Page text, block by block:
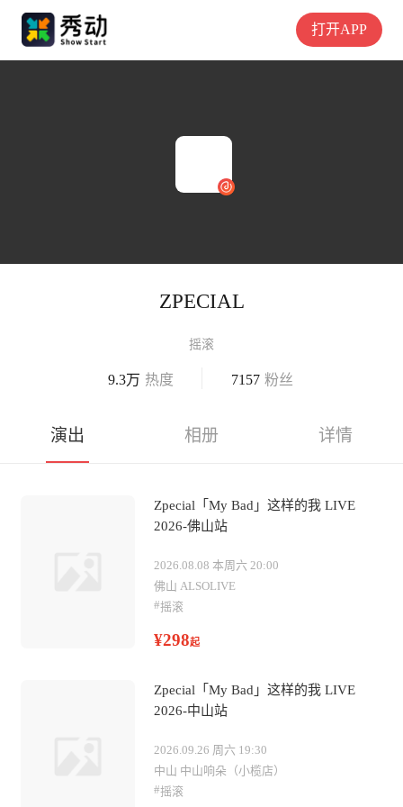
打开APP
ZPECIAL
摇滚
9.3万 热度 7157 粉丝
演出 相册 详情
Zpecial「My Bad」这样的我 LIVE
2026-佛山站
2026.08.08 本周六 20:00
佛山 ALSOLIVE
#摇滚
¥298起
Zpecial「My Bad」这样的我 LIVE
2026-中山站
2026.09.26 周六 19:30
中山 中山响朵（小榄店）
#摇滚